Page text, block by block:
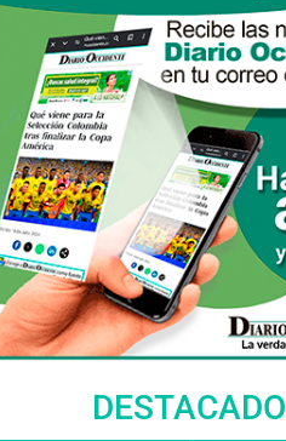
DESTACADO